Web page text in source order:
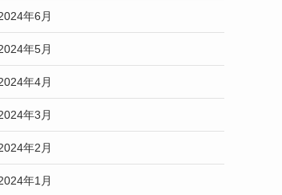
年6月
年5月
年4月
年3月
年2月
年1月